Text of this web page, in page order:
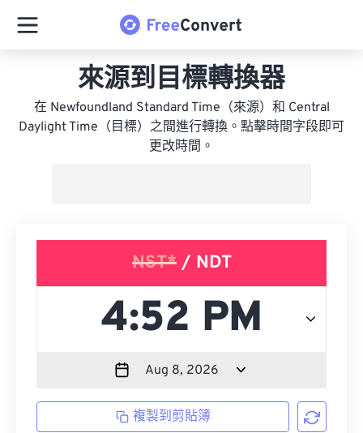
來源到目標轉換器
在 Newfoundland Standard Time（來源）和 Central
Daylight Time（目標）之間進行轉換。點擊時間字段即可
更改時間。
NST*/ NDT
複製到剪貼簿